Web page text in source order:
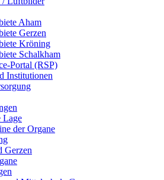
Aham
Gerzen
Kröning
Schalkham
Portal (RSP)
Institutionen
Lage
der Organe
Gerzen